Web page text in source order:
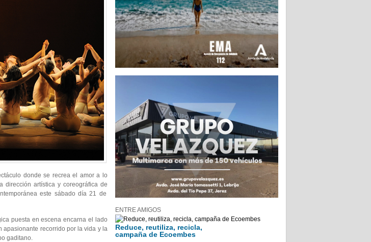
donde se recrea el amor a lo
dirección artística y coreográfica de
este sábado día 21 de
puesta en escena encarna el lado
apasionante recorrido por la vida y la
gaditano.
ENTRE AMIGOS
Reduce, reutiliza, recicla,
campaña de Ecoembes